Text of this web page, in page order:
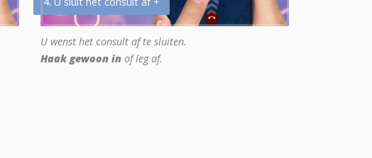
U wenst het consult af te sluiten.
Haak gewoon in of leg af.